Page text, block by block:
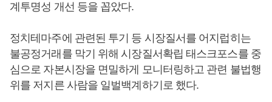
계투명성 개선 등을 꼽았다.
정치테마주에 관련된 투기 등 시장질서를 어지럽히는
불공정거래를 막기 위해 시장질서확립 태스크포스를 중
심으로 자본시장을 면밀하게 모니터링하고 관련 불법행
위를 저지른 사람을 일벌백계하기로 했다.